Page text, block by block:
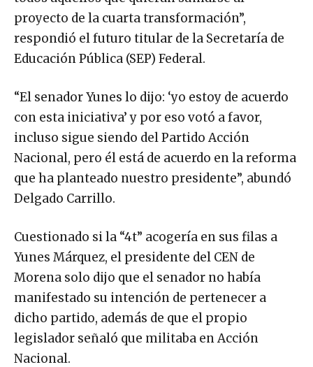
proyecto de la cuarta transformación”,
respondió el futuro titular de la Secretaría de
Educación Pública (SEP) Federal.
“El senador Yunes lo dijo: ‘yo estoy de acuerdo
con esta iniciativa’ y por eso votó a favor,
incluso sigue siendo del Partido Acción
Nacional, pero él está de acuerdo en la reforma
que ha planteado nuestro presidente”, abundó
Delgado Carrillo.
Cuestionado si la “4t” acogería en sus filas a
Yunes Márquez, el presidente del CEN de
Morena solo dijo que el senador no había
manifestado su intención de pertenecer a
dicho partido, además de que el propio
legislador señaló que militaba en Acción
Nacional.